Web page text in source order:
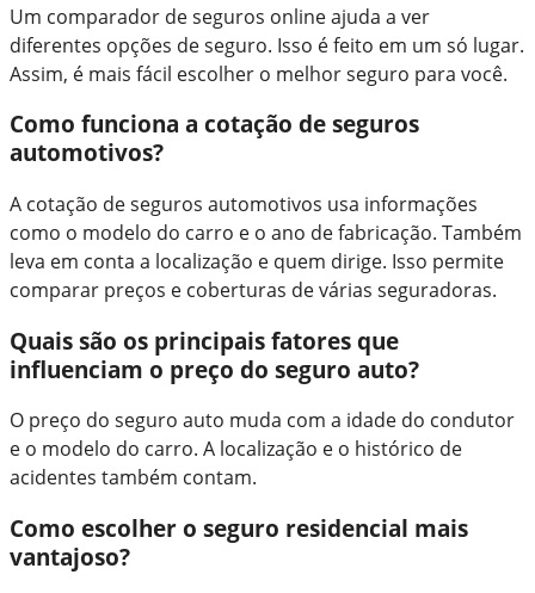
Um comparador de seguros online ajuda a ver
diferentes opções de seguro. Isso é feito em um só lugar.
Assim, é mais fácil escolher o melhor seguro para você.
Como funciona a cotação de seguros
automotivos?
A cotação de seguros automotivos usa informações
como o modelo do carro e o ano de fabricação. Também
leva em conta a localização e quem dirige. Isso permite
comparar preços e coberturas de várias seguradoras.
Quais são os principais fatores que
influenciam o preço do seguro auto?
O preço do seguro auto muda com a idade do condutor
e o modelo do carro. A localização e o histórico de
acidentes também contam.
Como escolher o seguro residencial mais
vantajoso?